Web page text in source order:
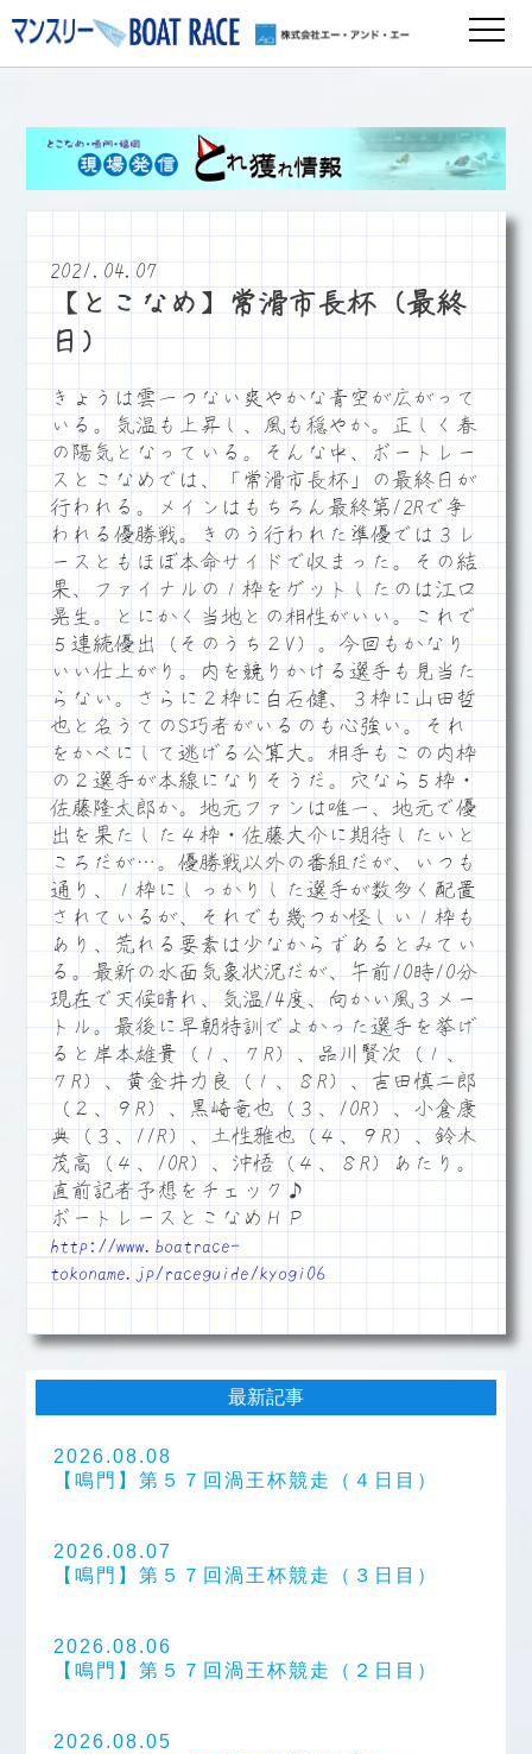
2021.04.07
【とこなめ】常滑市長杯（最終
日）
きょうは雲一つない爽やかな青空が広がって
いる。気温も上昇し、風も穏やか。正しく春
の陽気となっている。そんな中、ボートレー
スとこなめでは、「常滑市長杯」の最終日が
行われる。メインはもちろん最終第12Rで争
われる優勝戦。きのう行われた準優では３レ
ースともほぼ本命サイドで収まった。その結
果、ファイナルの１枠をゲットしたのは江口
晃生。とにかく当地との相性がいい。これで
５連続優出（そのうち２V）。今回もかなり
いい仕上がり。内を競りかける選手も見当た
らない。さらに２枠に白石健、３枠に山田哲
也と名うてのS巧者がいるのも心強い。それ
をかべにして逃げる公算大。相手もこの内枠
の２選手が本線になりそうだ。穴なら５枠・
佐藤隆太郎か。地元ファンは唯一、地元で優
出を果たした４枠・佐藤大介に期待したいと
ころだが…。優勝戦以外の番組だが、いつも
通り、１枠にしっかりした選手が数多く配置
されているが、それでも幾つか怪しい１枠も
あり、荒れる要素は少なからずあるとみてい
る。最新の水面気象状況だが、午前10時10分
現在で天候晴れ、気温14度、向かい風３メー
トル。最後に早朝特訓でよかった選手を挙げ
ると岸本雄貴（１、７R）、品川賢次（１、
７R）、黄金井力良（１、８R）、吉田慎二郎
（２、９R）、黒崎竜也（３、10R）、小倉康
典（３、11R）、土性雅也（４、９R）、鈴木
茂高（４、10R）、沖悟（４、８R）あたり。
直前記者予想をチェック♪
ボートレースとこなめＨＰ
http://www.boatrace-
tokoname.jp/raceguide/kyogi06
最新記事
2026.08.08
【鳴門】第５７回渦王杯競走（４日目）
2026.08.07
【鳴門】第５７回渦王杯競走（３日目）
2026.08.06
【鳴門】第５７回渦王杯競走（２日目）
2026.08.05